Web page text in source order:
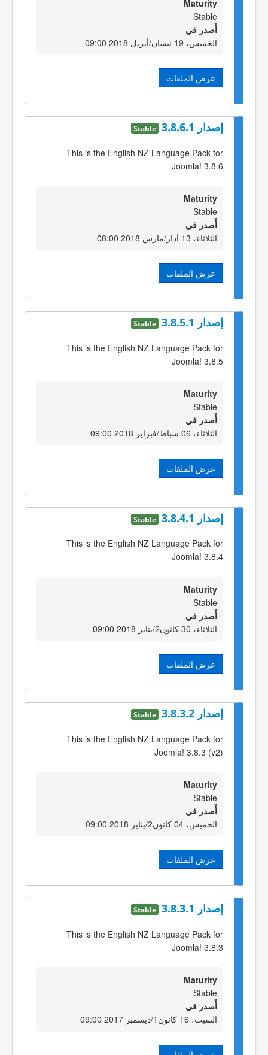
Maturity
Stable
أٌصدر في
الخميس، 19 نيسان/أبريل 2018 09:00
عرض الملفات
إصدار 3.8.6.1 Stable
This is the English NZ Language Pack for
Joomla! 3.8.6
Maturity
Stable
أٌصدر في
الثلاثاء، 13 آذار/مارس 2018 08:00
عرض الملفات
إصدار 3.8.5.1 Stable
This is the English NZ Language Pack for
Joomla! 3.8.5
Maturity
Stable
أٌصدر في
الثلاثاء، 06 شباط/فبراير 2018 09:00
عرض الملفات
إصدار 3.8.4.1 Stable
This is the English NZ Language Pack for
Joomla! 3.8.4
Maturity
Stable
أٌصدر في
الثلاثاء، 30 كانون2/يناير 2018 09:00
عرض الملفات
إصدار 3.8.3.2 Stable
This is the English NZ Language Pack for
Joomla! 3.8.3 (v2)
Maturity
Stable
أٌصدر في
الخميس، 04 كانون2/يناير 2018 09:00
عرض الملفات
إصدار 3.8.3.1 Stable
This is the English NZ Language Pack for
Joomla! 3.8.3
Maturity
Stable
أٌصدر في
السبت، 16 كانون1/ديسمبر 2017 09:00